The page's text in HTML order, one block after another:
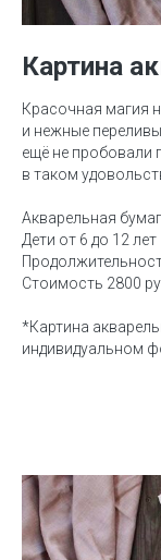
Картина
Красочная магия
и нежные
ещё не пробовали
в таком
Акварельная
Дети от 6 до 12 лет
Стоимость 2800
*Картина
индивидуальном